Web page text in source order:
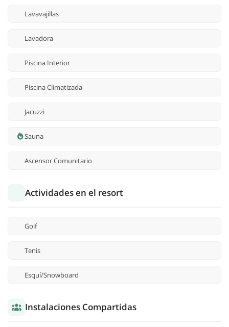
Lavavajillas
Lavadora
Piscina Interior
Piscina Climatizada
Jacuzzi
Sauna
Ascensor Comunitario
Actividades en el resort
Golf
Tenis
Esquí/Snowboard
Instalaciones Compartidas